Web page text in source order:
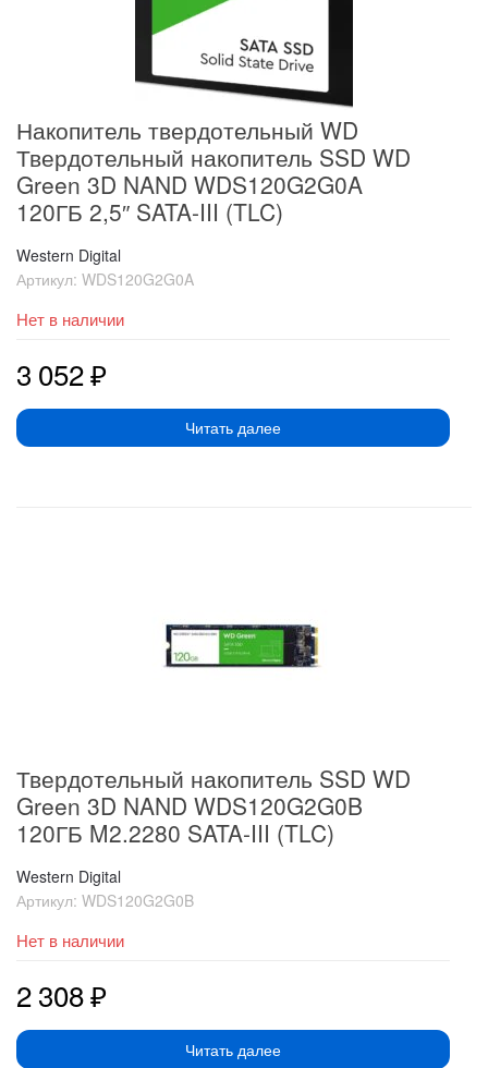
Накопитель твердотельный WD
Твердотельный накопитель SSD WD
Green 3D NAND WDS120G2G0A
120ГБ 2,5″ SATA-III (TLC)
Western Digital
Артикул: WDS120G2G0A
Нет в наличии
3 052₽
Читать далее
Твердотельный накопитель SSD WD
Green 3D NAND WDS120G2G0B
120ГБ M2.2280 SATA-III (TLC)
Western Digital
Артикул: WDS120G2G0B
Нет в наличии
2 308₽
Читать далее